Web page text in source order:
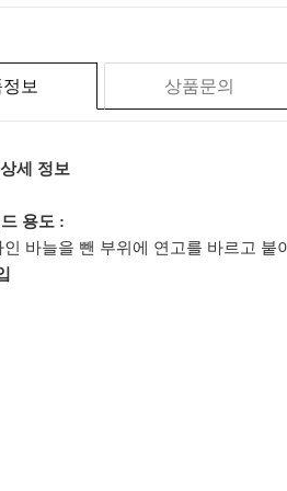
보 상품문의
세 정보
용도 :
인 바늘을 뺀 부위에 연고를 바르고 붙